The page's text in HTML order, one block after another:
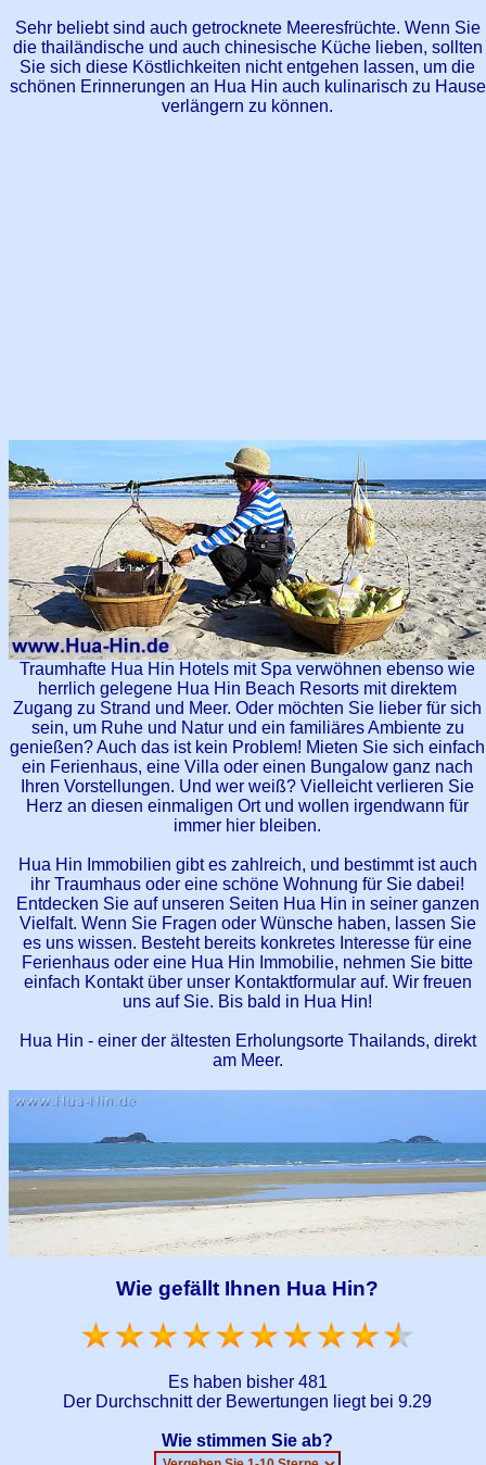
Sehr beliebt sind auch getrocknete Meeresfrüchte. Wenn Sie
die thailändische und auch chinesische Küche lieben, sollten
Sie sich diese Köstlichkeiten nicht entgehen lassen, um die
schönen Erinnerungen an Hua Hin auch kulinarisch zu Hause
verlängern zu können.
Traumhafte Hua Hin Hotels mit Spa verwöhnen ebenso wie
herrlich gelegene Hua Hin Beach Resorts mit direktem
Zugang zu Strand und Meer. Oder möchten Sie lieber für sich
sein, um Ruhe und Natur und ein familiäres Ambiente zu
genießen? Auch das ist kein Problem! Mieten Sie sich einfach
ein Ferienhaus, eine Villa oder einen Bungalow ganz nach
Ihren Vorstellungen. Und wer weiß? Vielleicht verlieren Sie
Herz an diesen einmaligen Ort und wollen irgendwann für
immer hier bleiben.
Hua Hin Immobilien gibt es zahlreich, und bestimmt ist auch
ihr Traumhaus oder eine schöne Wohnung für Sie dabei!
Entdecken Sie auf unseren Seiten Hua Hin in seiner ganzen
Vielfalt. Wenn Sie Fragen oder Wünsche haben, lassen Sie
es uns wissen. Besteht bereits konkretes Interesse für eine
Ferienhaus oder eine Hua Hin Immobilie, nehmen Sie bitte
einfach Kontakt über unser Kontaktformular auf. Wir freuen
uns auf Sie. Bis bald in Hua Hin!
Hua Hin - einer der ältesten Erholungsorte Thailands, direkt
am Meer.
Wie gefällt Ihnen Hua Hin?
Es haben bisher 481
Der Durchschnitt der Bewertungen liegt bei 9.29
Wie stimmen Sie ab?